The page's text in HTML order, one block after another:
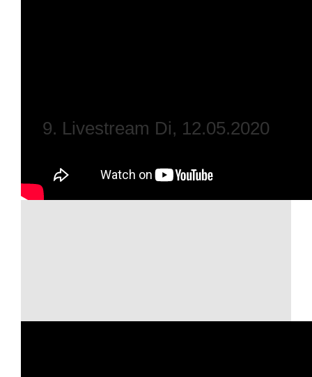
9. Livestream Di, 12.05.2020